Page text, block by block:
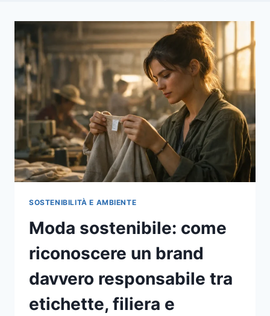
SOSTENIBILITÀ E AMBIENTE
Moda sostenibile: come
riconoscere un brand
davvero responsabile tra
etichette, filiera e